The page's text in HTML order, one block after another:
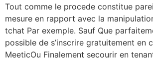
Tout comme le procede constitue
mesure en rapport avec la
tchat Par exemple. Sauf Que
possible de s’inscrire gratuitement en
MeeticOu Finalement secourir en